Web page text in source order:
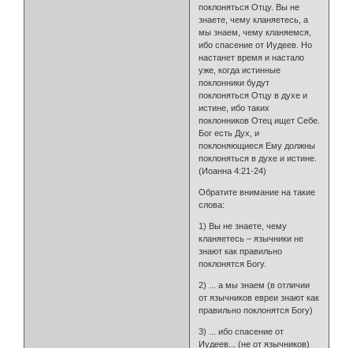
поклоняться Отцу. Вы не
знаете, чему кланяетесь, а
мы знаем, чему кланяемся,
ибо спасение от Иудеев. Но
настанет время и настало
уже, когда истинные
поклонники будут
поклоняться Отцу в духе и
истине, ибо таких
поклонников Отец ищет Себе.
Бог есть Дух, и
поклоняющиеся Ему должны
поклоняться в духе и истине.
(Иоанна 4:21-24)
Обратите внимание на такие
слова:
1) Вы не знаете, чему
кланяетесь – язычники не
знают как правильно
поклонятся Богу.
2) ... а мы знаем (в отличии
от язычников евреи знают как
правильно поклонятся Богу)
3) ... ибо спасение от
Иудеев... (не от язычников)